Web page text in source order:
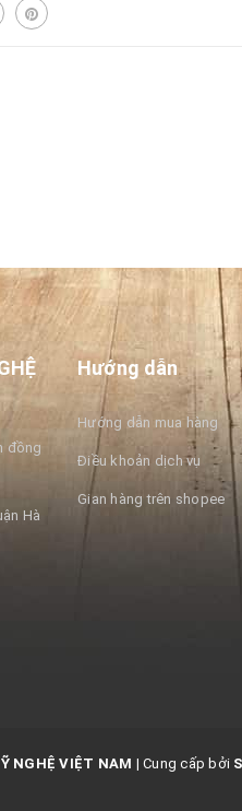
đồng
Hà
Hướng dẫn
Hướng dẫn mua hàng
Điều khoản dịch vụ
Gian hàng trên shopee
NGHỆ VIỆT NAM | Cung cấp bởi